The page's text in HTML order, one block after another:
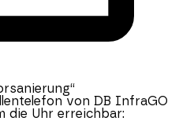
von DB InfraGO
die Uhr erreichbar: